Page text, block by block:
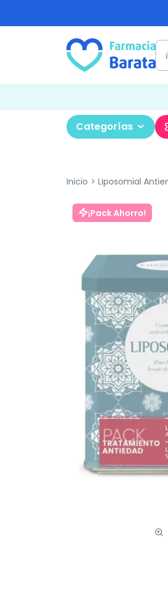
Categorías
Inicio Liposomial
¡Pack Ahorro!